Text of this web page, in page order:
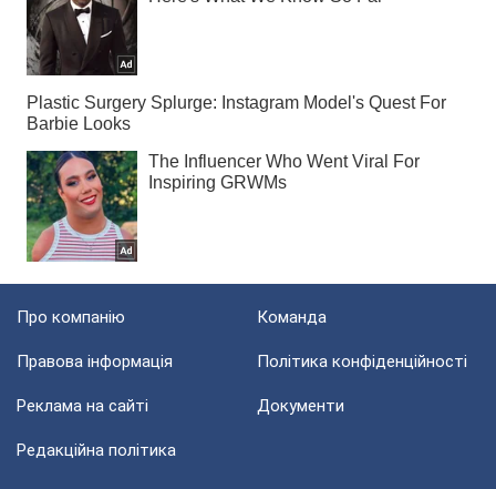
Про компанію Команда
Правова інформація Політика конфіденційності
Реклама на сайті Документи
Редакційна політика